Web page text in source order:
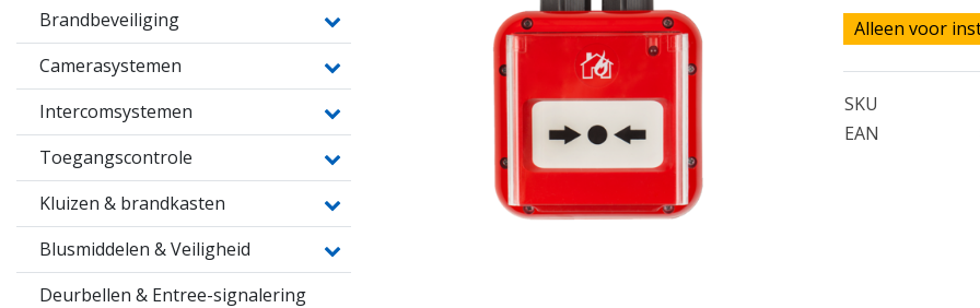
Brandbeveiliging
Camerasystemen
Intercomsystemen
Toegangscontrole
Kluizen & brandkasten
Blusmiddelen & Veiligheid
Deurbellen & Entree-signalering
Alleen voor
SKU
EAN